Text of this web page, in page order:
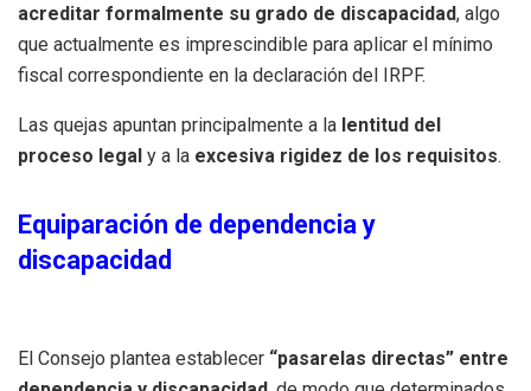
acreditar formalmente su grado de discapacidad, algo
que actualmente es imprescindible para aplicar el mínimo
fiscal correspondiente en la declaración del IRPF.
Las quejas apuntan principalmente a la lentitud del
proceso legal y a la excesiva rigidez de los requisitos.
Equiparación de dependencia y
discapacidad
El Consejo plantea establecer “pasarelas directas” entre